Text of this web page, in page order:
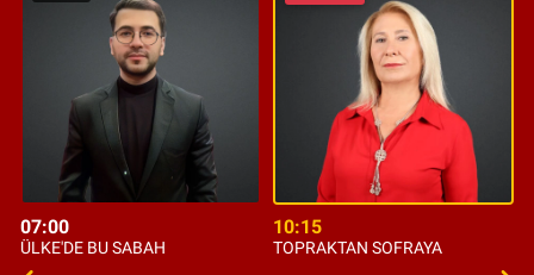
07:00
ÜLKE'DE BU SABAH
10:15
TOPRAKTAN SOFRAYA